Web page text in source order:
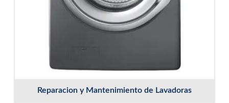
Reparacion y Mantenimiento de Lavadoras